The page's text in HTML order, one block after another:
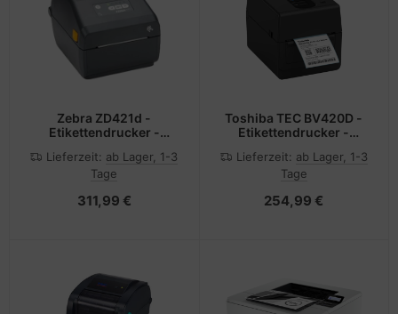
Zebra ZD421d -
Etikettendrucker -
(10,8 cm)
Lieferzeit: ab Lager, 1-3
Tage
311,99 €
Toshiba TEC BV420D -
Etikettendrucker -
(11,8 cm)
Lieferzeit: ab Lager, 1-3
Tage
254,99 €